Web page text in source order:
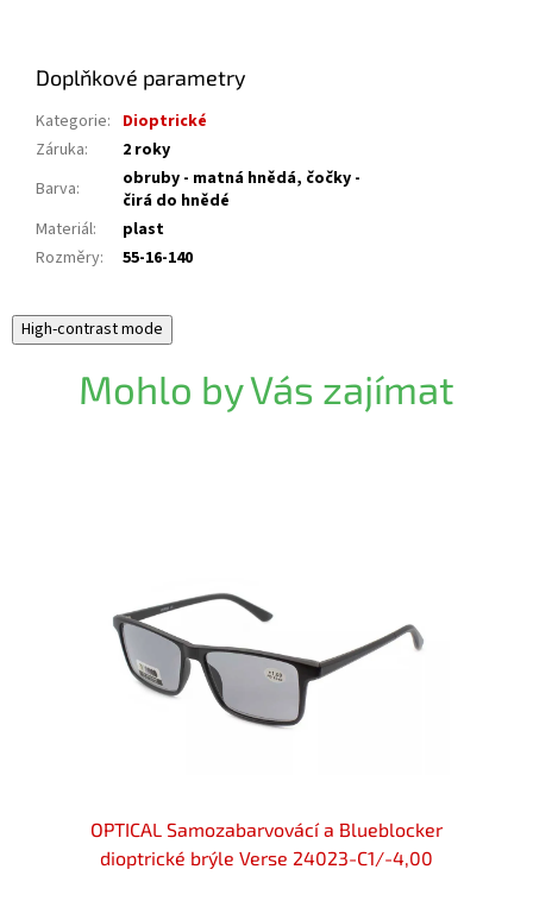
Doplňkové parametry
Kategorie: Dioptrické
Záruka:
2 roky
Barva:
obruby - matná hnědá, čočky -
čirá do hnědé
Materiál:
plast
Rozměry: 55-16-140
High-contrast mode
Mohlo by Vás zajímat
OPTICAL Samozabarvovácí a Blueblocker
dioptrické brýle Verse 24023-C1/-4,00